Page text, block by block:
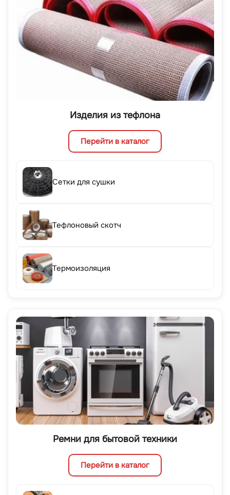
Изделия из тефлона
Перейти в каталог
Сетки для сушки
Тефлоновый скотч
Термоизоляция
Ремни для бытовой техники
Перейти в каталог